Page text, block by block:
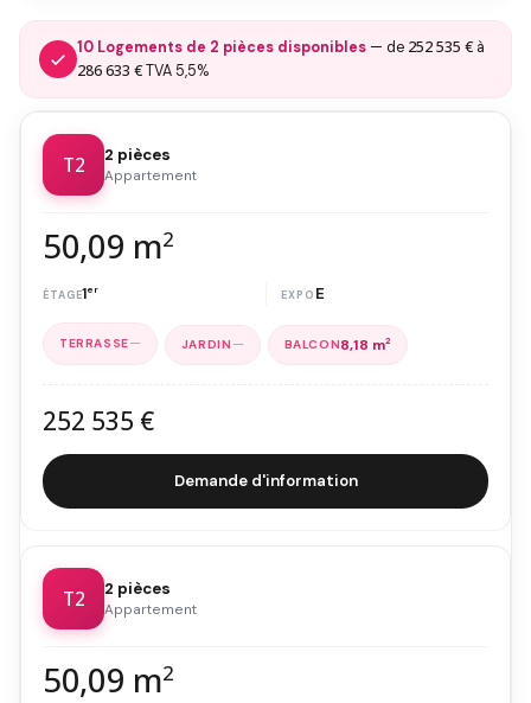
10 Logements de 2 pièces disponibles — de 252 535 € à
286 633 €TVA 5,5%
T2 2 pièces
Appartement
50,09 m2
1er E
— — 8,18 m2
252 535 €
Demande d'information
T2 2 pièces
Appartement
50,09 m2